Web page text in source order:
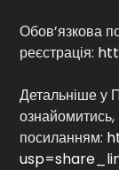
Обов’язкова
реєстрація:
Детальніше у
посиланням: